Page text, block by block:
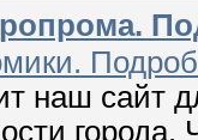
наш сайт
города.